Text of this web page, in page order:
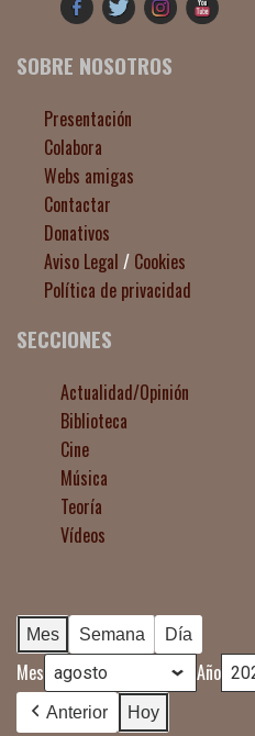
SOBRE NOSOTROS
Presentación
Colabora
Webs amigas
Contactar
Donativos
Aviso Legal / Cookies
Política de privacidad
SECCIONES
Actualidad/Opinión
Biblioteca
Cine
Música
Teoría
Vídeos
Mes Semana Día
Mes Año
Anterior Hoy